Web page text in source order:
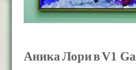
АникаЛоривV1